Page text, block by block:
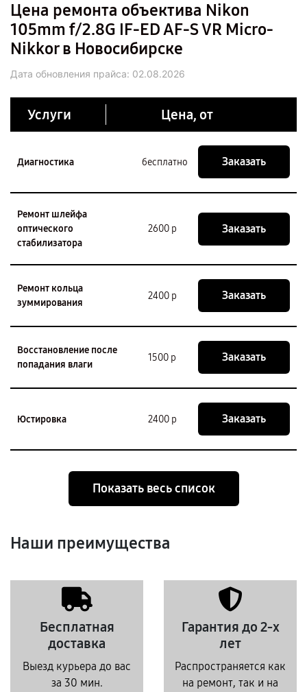
Цена ремонта объектива Nikon
105mm f/2.8G IF-ED AF-S VR Micro-
Nikkor в Новосибирске
Дата обновления прайса: 02.08.2026
Услуги Цена, от
Диагностика бесплатно Заказать
Ремонт шлейфа
оптического
стабилизатора
2600 р Заказать
Ремонт кольца
зуммирования
2400 р Заказать
Восстановление после
попадания влаги
1500 р Заказать
Юстировка 2400 р Заказать
Показать весь список
Наши преимущества
Бесплатная
доставка
Выезд курьера до вас
за 30 мин.
Гарантия до 2-х
лет
Распространяется как
на ремонт, так и на